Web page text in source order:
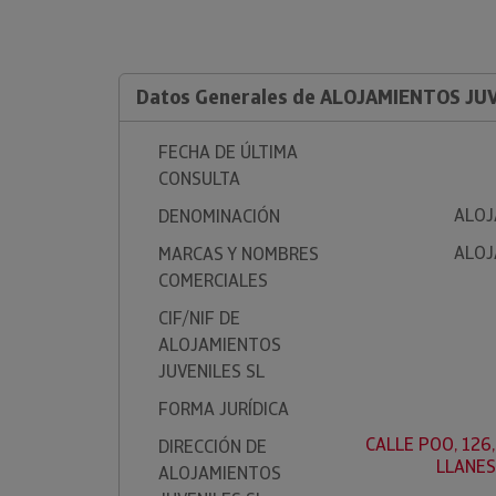
Datos Generales de ALOJAMIENTOS
FECHA DE ÚLTIMA
CONSULTA
DENOMINACIÓN
MARCAS Y NOMBRES
COMERCIALES
CIF/NIF DE
ALOJAMIENTOS
JUVENILES SL
FORMA JURÍDICA
DIRECCIÓN DE
ALOJAMIENTOS
CALLE POO,